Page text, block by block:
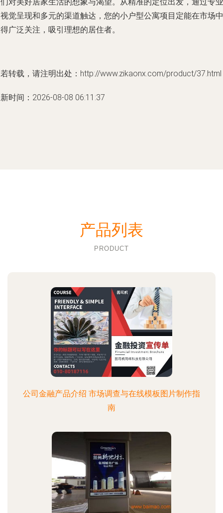
觉呈现和多元的渠道触达，您的小户型公寓项目定能在市场中
广泛关注，吸引理想的居住者。
转载，请注明出处：http://www.zikaonx.com/product/37.html
时间：2026-08-08 06:11:37
产品列表
PRODUCT
公司金融产品介绍 市场调查与在线模板图片制作指
南